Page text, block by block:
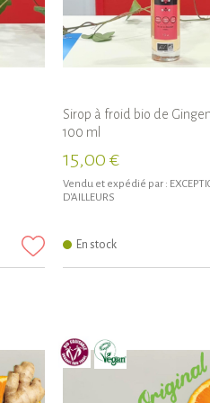
Sirop à froid bio de
100 ml
15,00 €
Vendu et expédié par :
D'AILLEURS
En stock